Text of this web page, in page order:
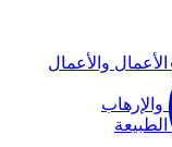
والأعمال